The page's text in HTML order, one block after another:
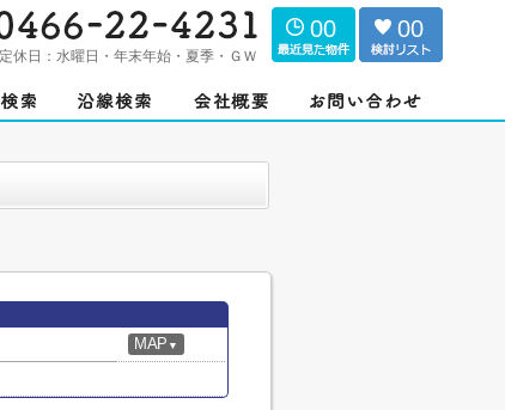
定休日： 水曜日・年末年始・夏季・ＧＷ
00 00
MAP ▼